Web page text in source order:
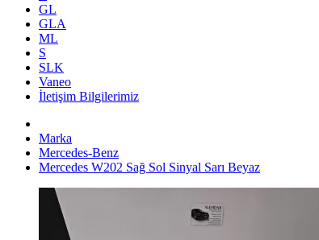
GL
GLA
ML
S
SLK
Vaneo
İletişim Bilgilerimiz
Marka
Mercedes-Benz
Mercedes W202 Sağ Sol Sinyal Sarı Beyaz